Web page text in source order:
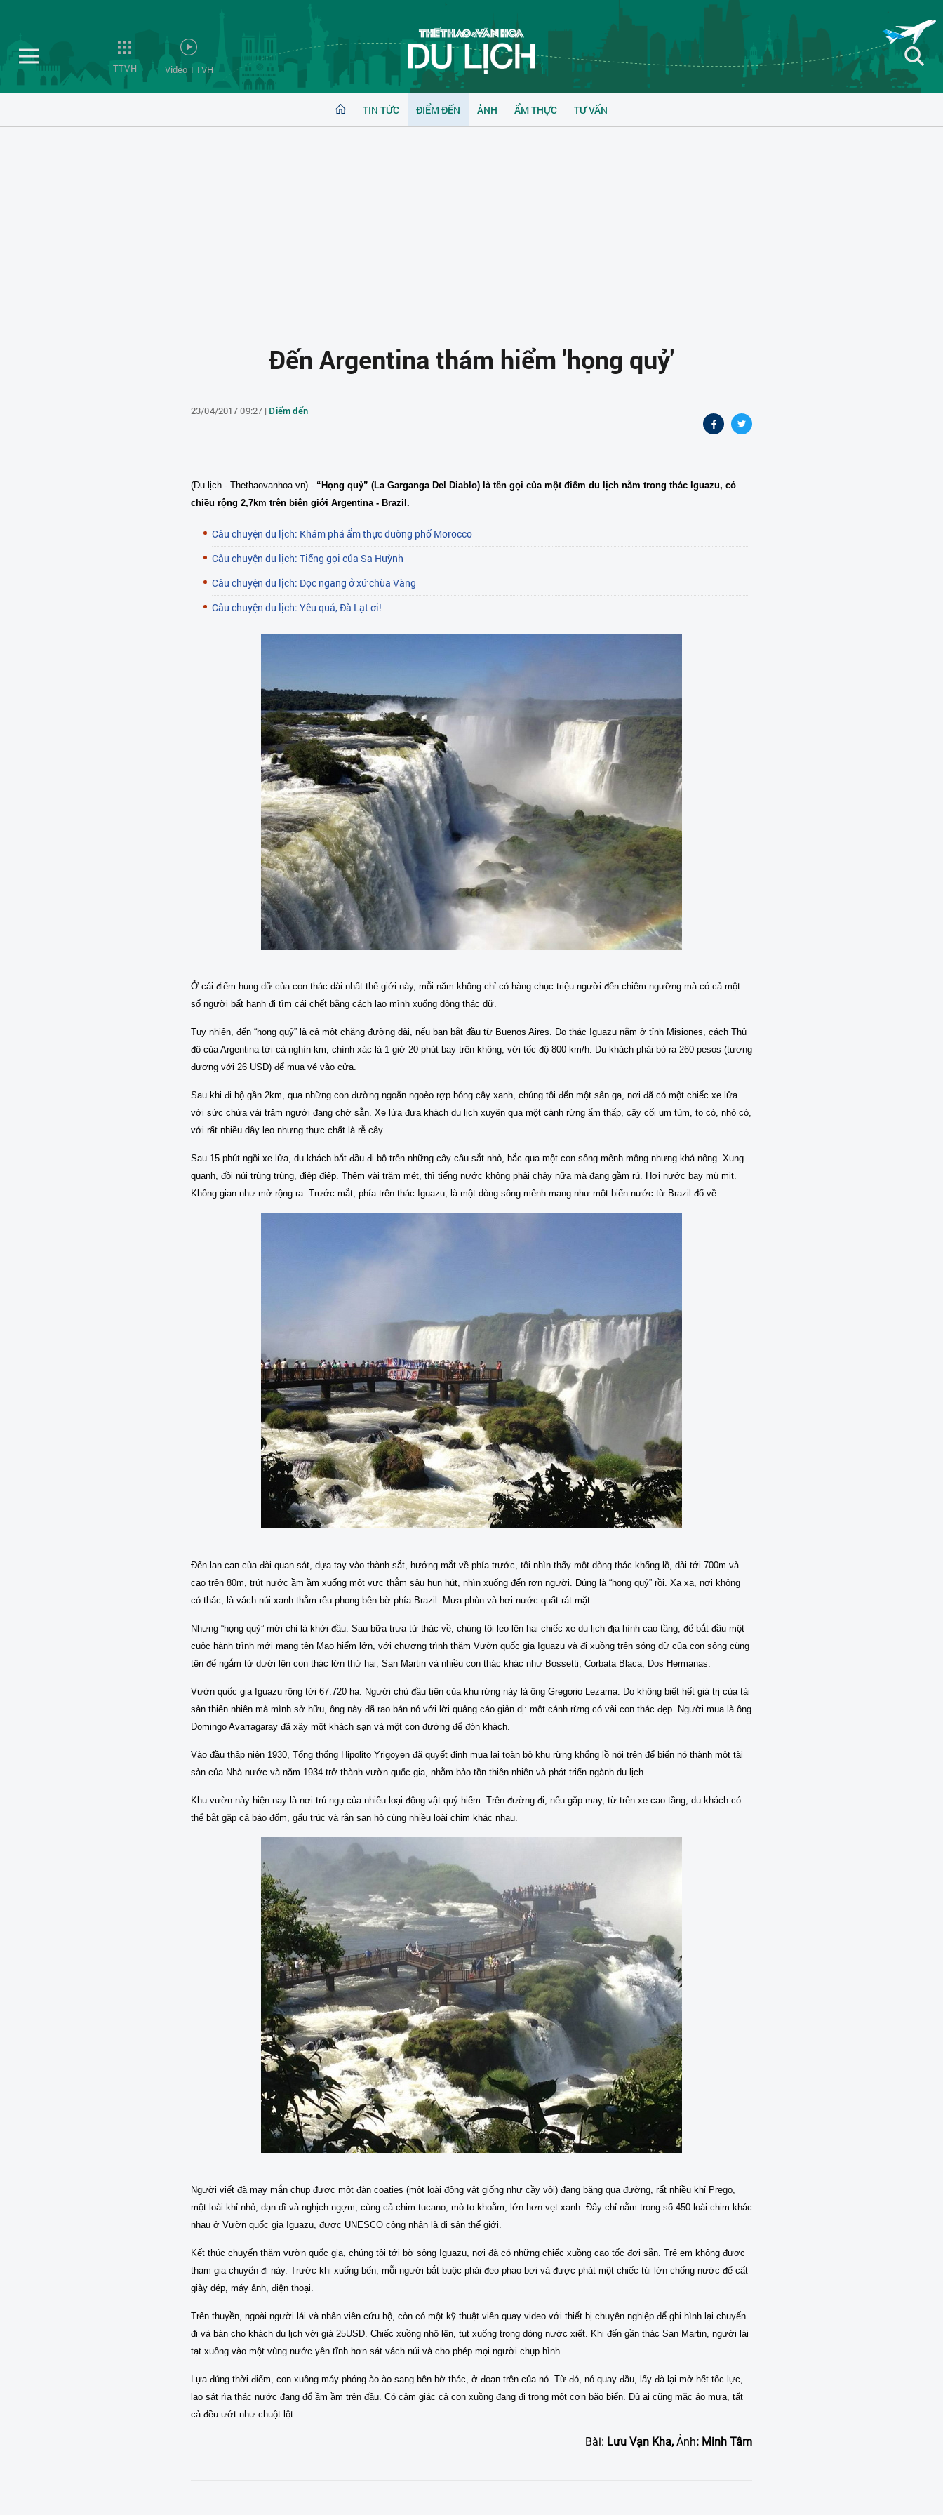
TTVH Video TTVH
TIN TỨC ĐIỂM ĐẾN ẢNH ẨM THỰC TƯ VẤN
Đến Argentina thám hiểm 'họng quỷ'
23/04/2017 09:27 |Điểm đến
(Du lịch - Thethaovanhoa.vn) - “Họng quỷ” (La Garganga Del Diablo) là tên gọi của một điểm du lịch nằm trong thác Iguazu, có
chiều rộng 2,7km trên biên giới Argentina - Brazil.
Câu chuyện du lịch: Khám phá ẩm thực đường phố Morocco
Câu chuyện du lịch: Tiếng gọi của Sa Huỳnh
Câu chuyện du lịch: Dọc ngang ở xứ chùa Vàng
Câu chuyện du lịch: Yêu quá, Đà Lạt ơi!
Ở cái điểm hung dữ của con thác dài nhất thế giới này, mỗi năm không chỉ có hàng chục triệu người đến chiêm ngưỡng mà có cả một
số người bất hạnh đi tìm cái chết bằng cách lao mình xuống dòng thác dữ.
Tuy nhiên, đến “họng quỷ” là cả một chặng đường dài, nếu bạn bắt đầu từ Buenos Aires. Do thác Iguazu nằm ở tỉnh Misiones, cách Thủ
đô của Argentina tới cả nghìn km, chính xác là 1 giờ 20 phút bay trên không, với tốc độ 800 km/h. Du khách phải bỏ ra 260 pesos (tương
đương với 26 USD) để mua vé vào cửa.
Sau khi đi bộ gần 2km, qua những con đường ngoằn ngoèo rợp bóng cây xanh, chúng tôi đến một sân ga, nơi đã có một chiếc xe lửa
với sức chứa vài trăm người đang chờ sẵn. Xe lửa đưa khách du lịch xuyên qua một cánh rừng ẩm thấp, cây cối um tùm, to có, nhỏ có,
với rất nhiều dây leo nhưng thực chất là rễ cây.
Sau 15 phút ngồi xe lửa, du khách bắt đầu đi bộ trên những cây cầu sắt nhỏ, bắc qua một con sông mênh mông nhưng khá nông. Xung
quanh, đồi núi trùng trùng, điệp điệp. Thêm vài trăm mét, thì tiếng nước không phải chảy nữa mà đang gầm rú. Hơi nước bay mù mịt.
Không gian như mở rộng ra. Trước mắt, phía trên thác Iguazu, là một dòng sông mênh mang như một biển nước từ Brazil đổ về.
Đến lan can của đài quan sát, dựa tay vào thành sắt, hướng mắt về phía trước, tôi nhìn thấy một dòng thác khổng lồ, dài tới 700m và
cao trên 80m, trút nước ầm ầm xuống một vực thẳm sâu hun hút, nhìn xuống đến rợn người. Đúng là “họng quỷ” rồi. Xa xa, nơi không
có thác, là vách núi xanh thẳm rêu phong bên bờ phía Brazil. Mưa phùn và hơi nước quất rát mặt…
Nhưng “họng quỷ” mới chỉ là khởi đầu. Sau bữa trưa từ thác về, chúng tôi leo lên hai chiếc xe du lịch địa hình cao tầng, để bắt đầu một
cuộc hành trình mới mang tên Mạo hiểm lớn, với chương trình thăm Vườn quốc gia Iguazu và đi xuồng trên sóng dữ của con sông cùng
tên để ngắm từ dưới lên con thác lớn thứ hai, San Martin và nhiều con thác khác như Bossetti, Corbata Blaca, Dos Hermanas.
Vườn quốc gia Iguazu rộng tới 67.720 ha. Người chủ đầu tiên của khu rừng này là ông Gregorio Lezama. Do không biết hết giá trị của tài
sản thiên nhiên mà mình sở hữu, ông này đã rao bán nó với lời quảng cáo giản dị: một cánh rừng có vài con thác đẹp. Người mua là ông
Domingo Avarragaray đã xây một khách sạn và một con đường để đón khách.
Vào đầu thập niên 1930, Tổng thống Hipolito Yrigoyen đã quyết định mua lại toàn bộ khu rừng khổng lồ nói trên để biến nó thành một tài
sản của Nhà nước và năm 1934 trở thành vườn quốc gia, nhằm bảo tồn thiên nhiên và phát triển ngành du lịch.
Khu vườn này hiện nay là nơi trú ngụ của nhiều loại động vật quý hiếm. Trên đường đi, nếu gặp may, từ trên xe cao tầng, du khách có
thể bắt gặp cả báo đốm, gấu trúc và rắn san hô cùng nhiều loài chim khác nhau.
Người viết đã may mắn chụp được một đàn coaties (một loài động vật giống như cầy vòi) đang băng qua đường, rất nhiều khỉ Prego,
một loài khỉ nhỏ, dạn dĩ và nghịch ngợm, cùng cả chim tucano, mỏ to khoằm, lớn hơn vẹt xanh. Đây chỉ nằm trong số 450 loài chim khác
nhau ở Vườn quốc gia Iguazu, được UNESCO công nhận là di sản thế giới.
Kết thúc chuyến thăm vườn quốc gia, chúng tôi tới bờ sông Iguazu, nơi đã có những chiếc xuồng cao tốc đợi sẵn. Trẻ em không được
tham gia chuyến đi này. Trước khi xuống bến, mỗi người bắt buộc phải đeo phao bơi và được phát một chiếc túi lớn chống nước để cất
giày dép, máy ảnh, điện thoại.
Trên thuyền, ngoài người lái và nhân viên cứu hộ, còn có một kỹ thuật viên quay video với thiết bị chuyên nghiệp để ghi hình lại chuyến
đi và bán cho khách du lịch với giá 25USD. Chiếc xuồng nhô lên, tụt xuống trong dòng nước xiết. Khi đến gần thác San Martin, người lái
tạt xuồng vào một vùng nước yên tĩnh hơn sát vách núi và cho phép mọi người chụp hình.
Lựa đúng thời điểm, con xuồng máy phóng ào ào sang bên bờ thác, ở đoạn trên của nó. Từ đó, nó quay đầu, lấy đà lại mở hết tốc lực,
lao sát rìa thác nước đang đổ ầm ầm trên đầu. Có cảm giác cả con xuồng đang đi trong một cơn bão biển. Dù ai cũng mặc áo mưa, tất
cả đều ướt như chuột lột.
Bài: Lưu Vạn Kha, Ảnh: Minh Tâm